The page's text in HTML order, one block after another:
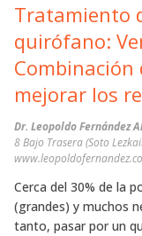
Tratamiento
quirófano:
Combinación
mejorar los
Dr. Leopoldo Fernández
8 Bajo Trasera (Soto
Cerca del 30% de la
(grandes) y muchos
tanto, pasar por un